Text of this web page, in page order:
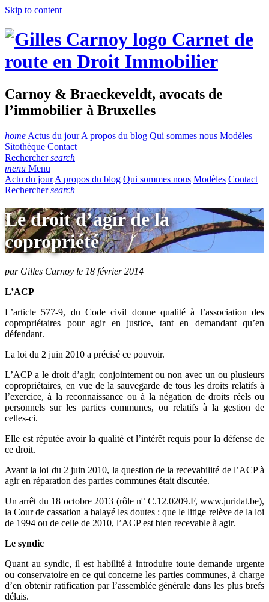
Skip to content
Carnet de
route en Droit Immobilier
Carnoy & Braeckeveldt, avocats de
l’immobilier à Bruxelles
home Actus du jour A propos du blog Qui sommes nous Modèles
Sitothèque Contact
Recherchersearch
menu Menu
Actu du jour A propos du blog Qui sommes nous Modèles Contact
Recherchersearch
Le droit d’agir de la
copropriété
par Gilles Carnoy le 18 février 2014
L’ACP
L’article 577-9, du Code civil donne qualité à l’association des
copropriétaires pour agir en justice, tant en demandant qu’en
défendant.
La loi du 2 juin 2010 a précisé ce pouvoir.
L’ACP a le droit d’agir, conjointement ou non avec un ou plusieurs
copropriétaires, en vue de la sauvegarde de tous les droits relatifs à
l’exercice, à la reconnaissance ou à la négation de droits réels ou
personnels sur les parties communes, ou relatifs à la gestion de
celles-ci.
Elle est réputée avoir la qualité et l’intérêt requis pour la défense de
ce droit.
Avant la loi du 2 juin 2010, la question de la recevabilité de l’ACP à
agir en réparation des parties communes était discutée.
Un arrêt du 18 octobre 2013 (rôle n° C.12.0209.F, www.juridat.be),
la Cour de cassation a balayé les doutes : que le litige relève de la loi
de 1994 ou de celle de 2010, l’ACP est bien recevable à agir.
Le syndic
Quant au syndic, il est habilité à introduire toute demande urgente
ou conservatoire en ce qui concerne les parties communes, à charge
d’en obtenir ratification par l’assemblée générale dans les plus brefs
délais.